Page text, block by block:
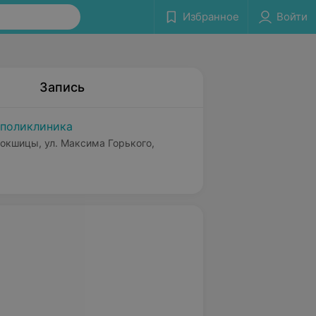
Избранное Войти
Запись
ул. Максима Горького,